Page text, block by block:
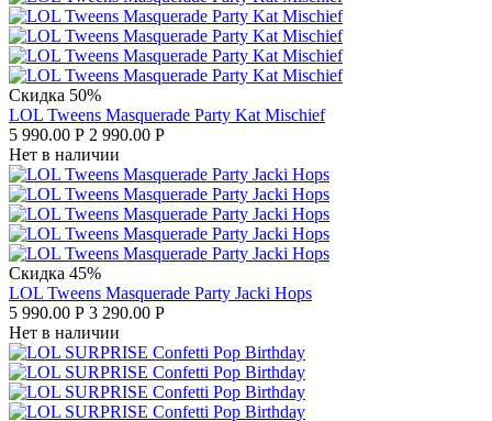
Скидка 50%
LOL Tweens Masquerade Party Kat Mischief
5 990.00 Р 2 990.00 Р
Нет в наличии
Скидка 45%
LOL Tweens Masquerade Party Jacki Hops
5 990.00 Р 3 290.00 Р
Нет в наличии